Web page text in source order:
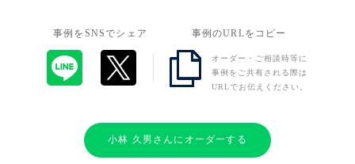
事例をSNSでシェア 事例のURLをコピー
オーダー・ご相談時等に
事例をご共有される際は
URLでお伝えください。
小林 久男さんにオーダーする